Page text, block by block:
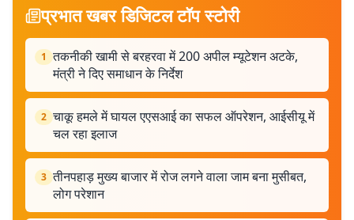
प्रभात खबर डिजिटल टॉप स्टोरी
1 तकनीकी खामी से बरहरवा में 200 अपील म्यूटेशन अटके,
मंत्री ने दिए समाधान के निर्देश
2 चाकू हमले में घायल एएसआई का सफल ऑपरेशन, आईसीयू में
चल रहा इलाज
3 तीनपहाड़ मुख्य बाजार में रोज लगने वाला जाम बना मुसीबत,
लोग परेशान